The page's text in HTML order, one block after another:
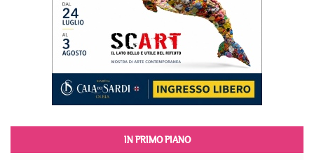
IN PRIMO PIANO